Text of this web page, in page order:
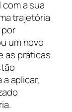
a sua
trajetória
um novo
as práticas
aplicar,